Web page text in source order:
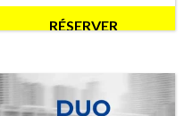
RÉSERVER